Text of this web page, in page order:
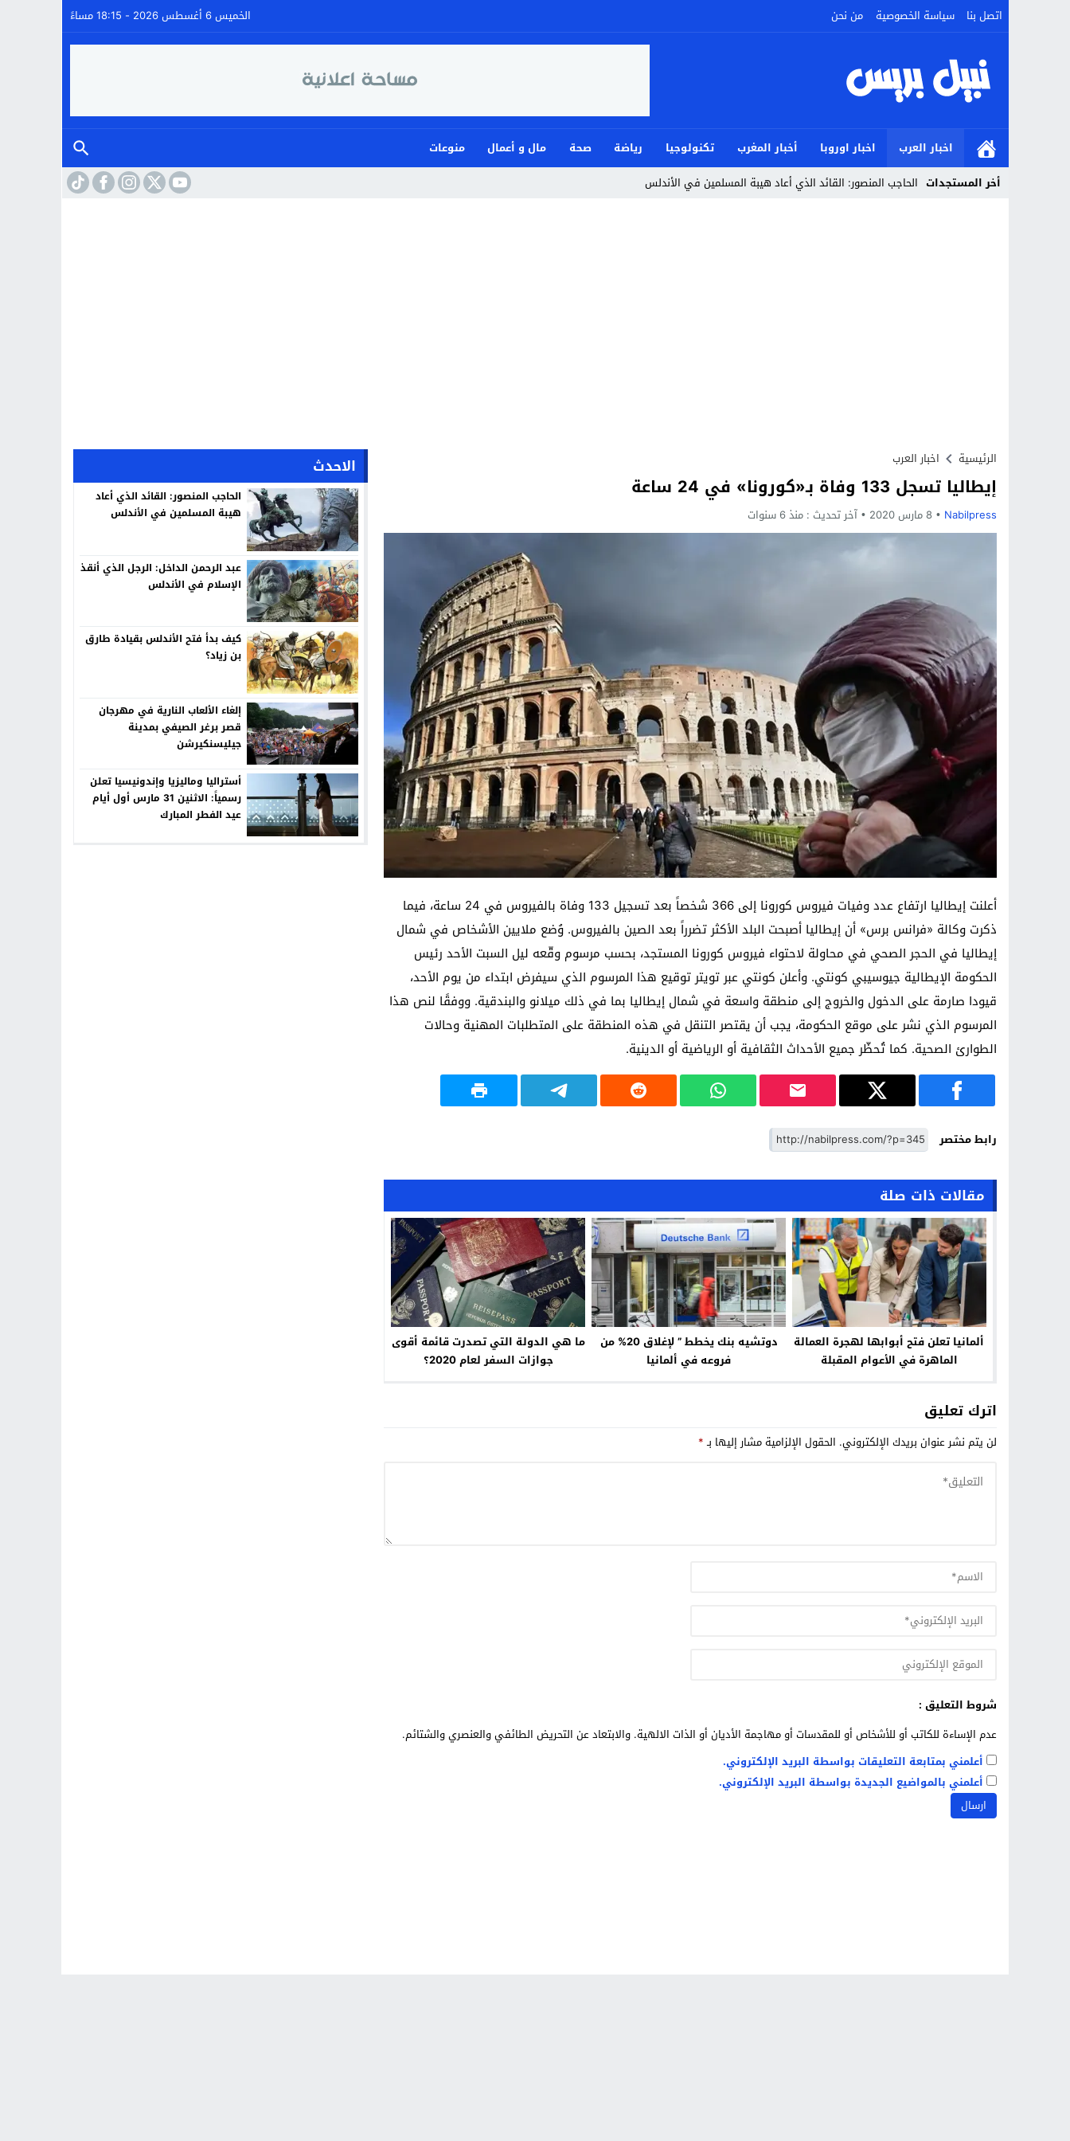
اتصل بنا سياسة الخصوصية من نحن الخميس 6 أغسطس 2026 - 18:15 مساءً
اخبار العرب اخبار اوروبا أخبار المغرب تكنولوجيا رياضة صحة مال و أعمال
منوعات
أخر المستجدات الحاجب المنصور: القائد الذي أعاد هيبة المسلمين في الأندلس
الرئيسية اخبار العرب
إيطاليا تسجل 133 وفاة بـ«كورونا» في 24 ساعة
Nabilpress 8 مارس 2020 آخر تحديث : منذ 6 سنوات
أعلنت إيطاليا ارتفاع عدد وفيات فيروس كورونا إلى 366 شخصاً بعد تسجيل 133 وفاة بالفيروس في 24 ساعة، فيما
ذكرت وكالة «فرانس برس» أن إيطاليا أصبحت البلد الأكثر تضرراً بعد الصين بالفيروس. وُضع ملايين الأشخاص في شمال
إيطاليا في الحجر الصحي في محاولة لاحتواء فيروس كورونا المستجد، بحسب مرسوم وقّعه ليل السبت الأحد رئيس
الحكومة الإيطالية جيوسيبي كونتي. وأعلن كونتي عبر تويتر توقيع هذا المرسوم الذي سيفرض ابتداء من يوم الأحد،
قيودا صارمة على الدخول والخروج إلى منطقة واسعة في شمال إيطاليا بما في ذلك ميلانو والبندقية. ووفقًا لنص هذا
المرسوم الذي نشر على موقع الحكومة، يجب أن يقتصر التنقل في هذه المنطقة على المتطلبات المهنية وحالات
الطوارئ الصحية. كما تُحظّر جميع الأحداث الثقافية أو الرياضية أو الدينية.
رابط مختصر
مقالات ذات صلة
ألمانيا تعلن فتح أبوابها لهجرة العمالة
الماهرة في الأعوام المقبلة
دوتشيه بنك يخطط ” لإغلاق 20% من
فروعه في ألمانيا
ما هي الدولة التي تصدرت قائمة أقوى
جوازات السفر لعام 2020؟
اترك تعليق
لن يتم نشر عنوان بريدك الإلكتروني. الحقول الإلزامية مشار إليها بـ*
شروط التعليق :
عدم الإساءة للكاتب أو للأشخاص أو للمقدسات أو مهاجمة الأديان أو الذات الالهية. والابتعاد عن التحريض الطائفي والعنصري والشتائم.
أعلمني بمتابعة التعليقات بواسطة البريد الإلكتروني.
أعلمني بالمواضيع الجديدة بواسطة البريد الإلكتروني.
الاحدث
الحاجب المنصور: القائد الذي أعاد
هيبة المسلمين في الأندلس
عبد الرحمن الداخل: الرجل الذي أنقذ
الإسلام في الأندلس
كيف بدأ فتح الأندلس بقيادة طارق
بن زياد؟
إلغاء الألعاب النارية في مهرجان
قصر برغر الصيفي بمدينة
جيليسنكيرشن
أستراليا وماليزيا وإندونيسيا تعلن
رسمياً: الاثنين 31 مارس أول أيام
عيد الفطر المبارك